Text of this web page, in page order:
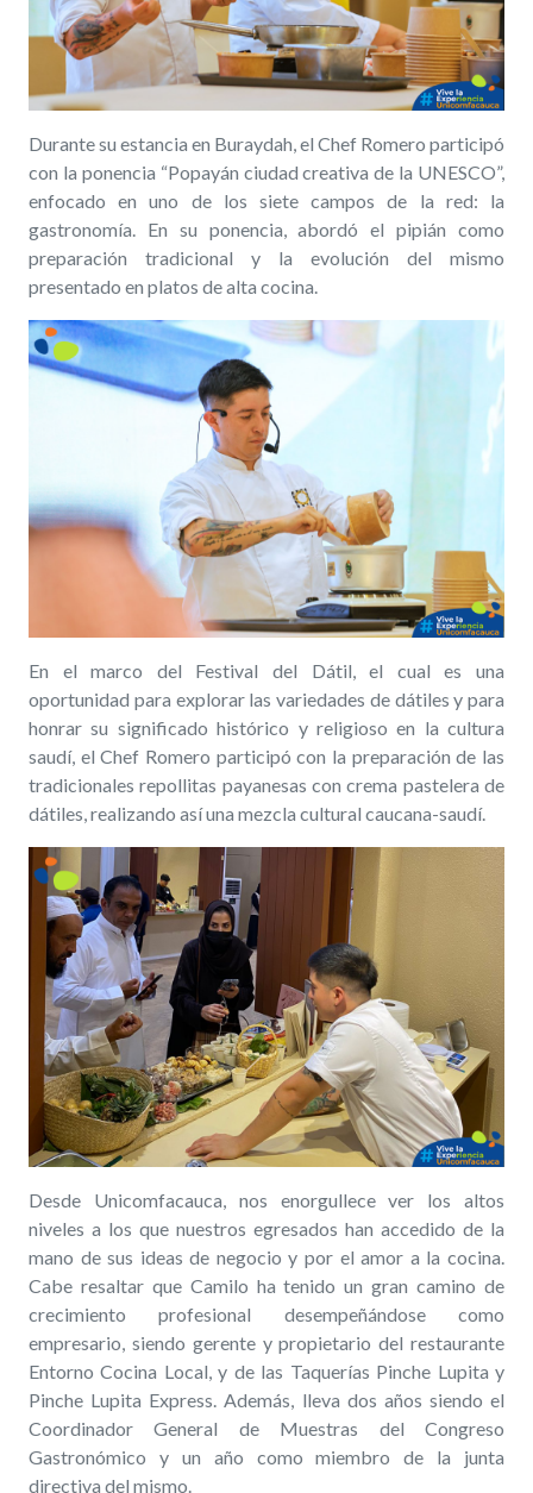
Durante su estancia en Buraydah, el Chef Romero participó
con la ponencia “Popayán ciudad creativa de la UNESCO”,
enfocado en uno de los siete campos de la red: la
gastronomía. En su ponencia, abordó el pipián como
preparación tradicional y la evolución del mismo
presentado en platos de alta cocina.
En el marco del Festival del Dátil, el cual es una
oportunidad para explorar las variedades de dátiles y para
honrar su significado histórico y religioso en la cultura
saudí, el Chef Romero participó con la preparación de las
tradicionales repollitas payanesas con crema pastelera de
dátiles, realizando así una mezcla cultural caucana-saudí.
Desde Unicomfacauca, nos enorgullece ver los altos
niveles a los que nuestros egresados han accedido de la
mano de sus ideas de negocio y por el amor a la cocina.
Cabe resaltar que Camilo ha tenido un gran camino de
crecimiento profesional desempeñándose como
empresario, siendo gerente y propietario del restaurante
Entorno Cocina Local, y de las Taquerías Pinche Lupita y
Pinche Lupita Express. Además, lleva dos años siendo el
Coordinador General de Muestras del Congreso
Gastronómico y un año como miembro de la junta
directiva del mismo.